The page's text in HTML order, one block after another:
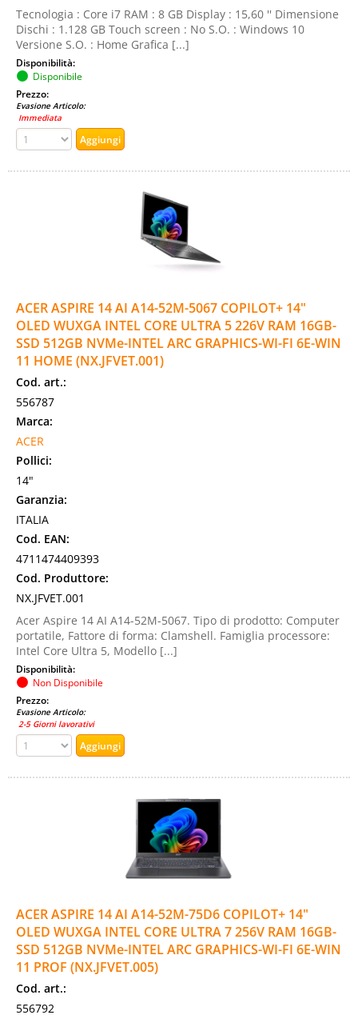
Tecnologia : Core i7 RAM : 8 GB Display : 15,60 '' Dimensione
Dischi : 1.128 GB Touch screen : No S.O. : Windows 10
Versione S.O. : Home Grafica [...]
Disponibilità:
Disponibile
Prezzo:
Evasione Articolo:
Immediata
ACER ASPIRE 14 AI A14-52M-5067 COPILOT+ 14"
OLED WUXGA INTEL CORE ULTRA 5 226V RAM 16GB-
SSD 512GB NVMe-INTEL ARC GRAPHICS-WI-FI 6E-WIN
11 HOME (NX.JFVET.001)
Cod. art.:
556787
Marca:
ACER
Pollici:
14"
Garanzia:
ITALIA
Cod. EAN:
4711474409393
Cod. Produttore:
NX.JFVET.001
Acer Aspire 14 AI A14-52M-5067. Tipo di prodotto: Computer
portatile, Fattore di forma: Clamshell. Famiglia processore:
Intel Core Ultra 5, Modello [...]
Disponibilità:
Non Disponibile
Prezzo:
Evasione Articolo:
2-5 Giorni lavorativi
ACER ASPIRE 14 AI A14-52M-75D6 COPILOT+ 14"
OLED WUXGA INTEL CORE ULTRA 7 256V RAM 16GB-
SSD 512GB NVMe-INTEL ARC GRAPHICS-WI-FI 6E-WIN
11 PROF (NX.JFVET.005)
Cod. art.:
556792